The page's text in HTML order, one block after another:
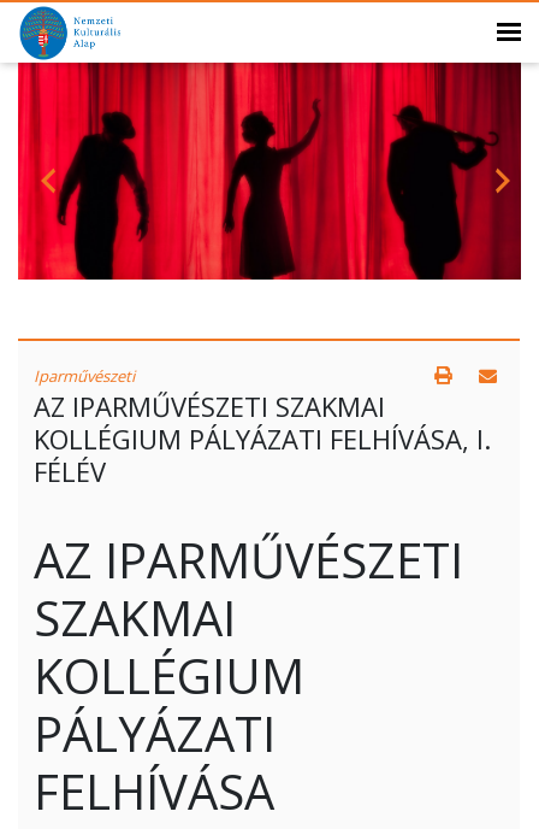
Iparművészeti
AZ IPARMŰVÉSZETI SZAKMAI
KOLLÉGIUM PÁLYÁZATI FELHÍVÁSA, I.
FÉLÉV
AZ IPARMŰVÉSZETI
SZAKMAI
KOLLÉGIUM
PÁLYÁZATI
FELHÍVÁSA